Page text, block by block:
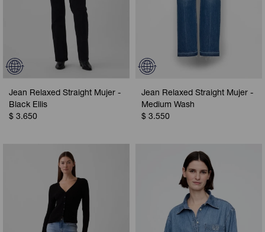
Jean Relaxed Straight Mujer -
Black Ellis
$ 3.650
Jean Relaxed Straight Mujer -
Medium Wash
$ 3.550